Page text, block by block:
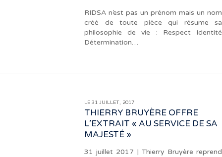
RIDSA n’est pas un prénom mais un nom
créé de toute pièce qui résume sa
philosophie de vie : Respect Identité
Détermination…
LE 31 JUILLET, 2017
THIERRY BRUYÈRE OFFRE
L’EXTRAIT « AU SERVICE DE SA
MAJESTÉ »
31 juillet 2017 | Thierry Bruyère reprend